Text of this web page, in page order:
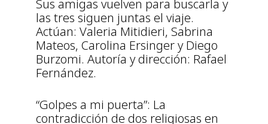
Sus amigas vuelven para buscarla y
las tres siguen juntas el viaje.
Actúan: Valeria Mitidieri, Sabrina
Mateos, Carolina Ersinger y Diego
Burzomi. Autoría y dirección: Rafael
Fernández.
“Golpes a mi puerta”: La
contradicción de dos religiosas en